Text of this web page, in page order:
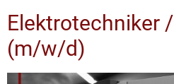
Elektrotechniker
(m/w/d)